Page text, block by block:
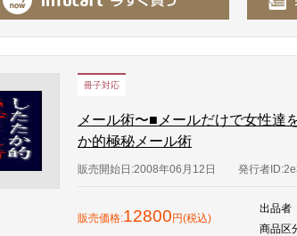
冊子対応
メール術〜■メールだけで女性達
か的極秘メール術
販売開始日:2008年06月12日 発行者
販売価格:12800円(税込)
出品者
商品区